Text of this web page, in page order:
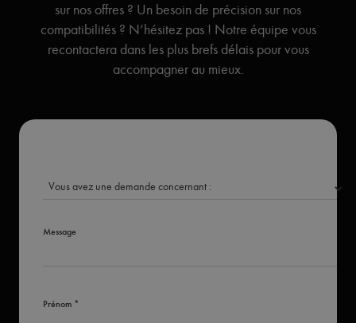
sur nos offres ? Un besoin de précision sur nos
compatibilités ? N’hésitez pas ! Notre équipe vous
recontactera dans les plus brefs délais pour vous
accompagner au mieux.️
Message
Prénom *